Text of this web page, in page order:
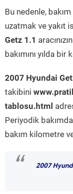
Bu nedenle,
uzatmak ve yakıt
Getz 1.1
bakımını yılda bir
2007 Hyundai
takibini
tablosu.html
Periyodik
bakım kilometre
“ 2007